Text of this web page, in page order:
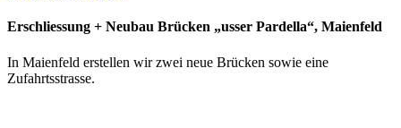
Erschliessung + Neubau Brücken „usser Pardella“, Maienfeld
In Maienfeld erstellen wir zwei neue Brücken sowie eine
Zufahrtsstrasse.